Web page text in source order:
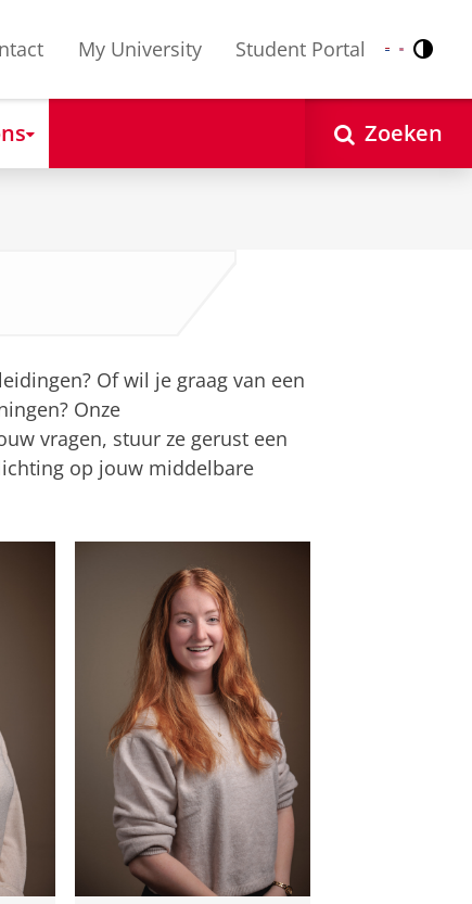
My University Student Portal Nederlands
English
Zoeken
Of wil je graag van een
Onze
vragen, stuur ze gerust een
op jouw middelbare